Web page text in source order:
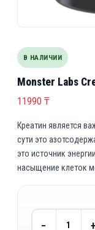
В НАЛИЧИИ
Monster Labs
11990 ₸
Креатин является
сути это
это источник
насыщение клеток
− +